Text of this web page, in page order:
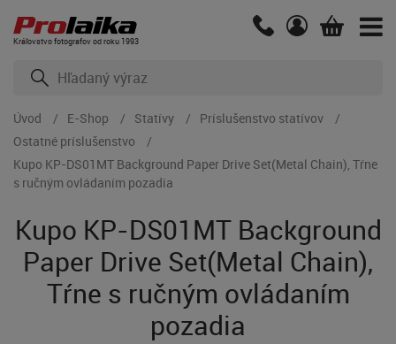
Kráľovstvo fotografov od roku 1993
Úvod E-Shop Statívy
Príslušenstvo statívov
Ostatné príslušenstvo
Kupo KP-DS01MT Background Paper Drive Set(Metal Chain), Tŕne
s ručným ovládaním pozadia
Kupo KP-DS01MT Background
Paper Drive Set(Metal Chain),
Tŕne s ručným ovládaním
pozadia